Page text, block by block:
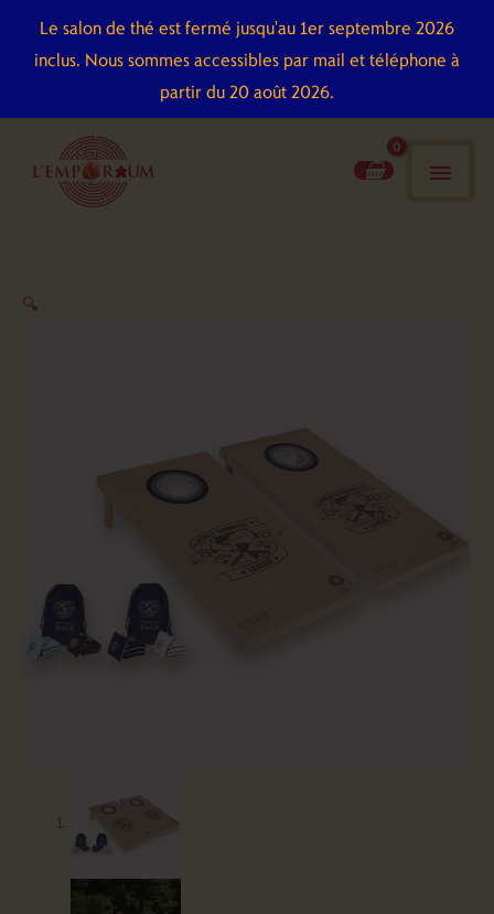
Le salon de thé est fermé jusqu'au 1er septembre 2026
inclus. Nous sommes accessibles par mail et téléphone à
partir du 20 août 2026.
contenu
🔍
quantité